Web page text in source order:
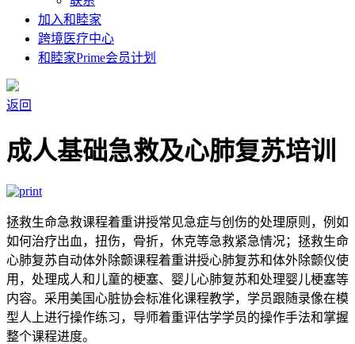
加入和睦家
跨境医疗中心
和睦家Prime会员计划
返回
成人基础急救及心肺复苏培训
拯救生命急救课程着重讲授常见急症与创伤的处理原则，例如
如何治疗出血，扭伤，骨折，休克等急救紧急情况；拯救生命
心肺复苏自动体外除颤课程着重讲授心肺复苏和体外除颤仪使
用，处理成人和儿童的梗塞、婴儿心肺复苏和处理婴儿梗塞等
内容。采用美国心脏协会标准化课程教学，学员跟随录像在模
型人上进行操作练习，导师着重评估学学员的操作手法和掌握
整个课程进度。